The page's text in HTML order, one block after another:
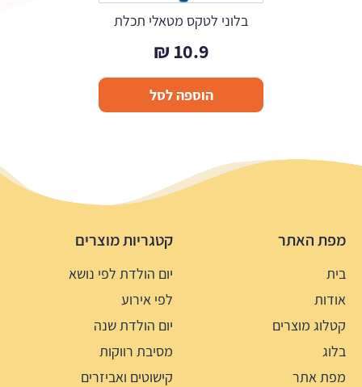
בלוני לטקס מטאלי תכלת
10.9
₪
הוספה לסל
מפת האתר
בית
אודות
קטלוג מוצרים
בלוג
מפת אתר
קטגריות מוצרים
יום הולדת לפי נושא
לפי אירוע
יום הולדת שנה
מסיבת רווקות
קישוטים ואביזרים